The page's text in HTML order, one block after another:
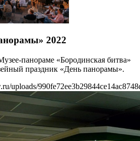
2022
панораме «Бородинская битва»
праздник «День панорамы».
uploads/